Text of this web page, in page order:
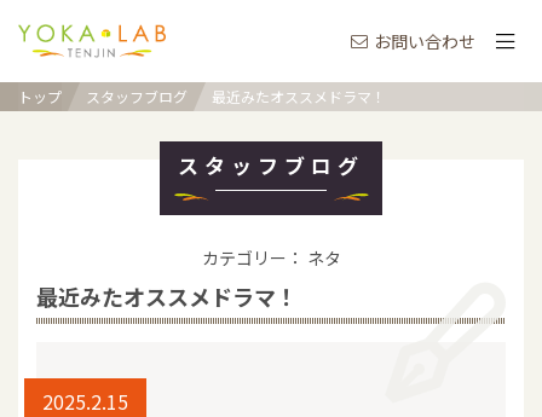
お問い合わせ
トップ スタッフブログ 最近みたオススメドラマ！
スタッフブログ
カテゴリー： ネタ
最近みたオススメドラマ！
2025.2.15